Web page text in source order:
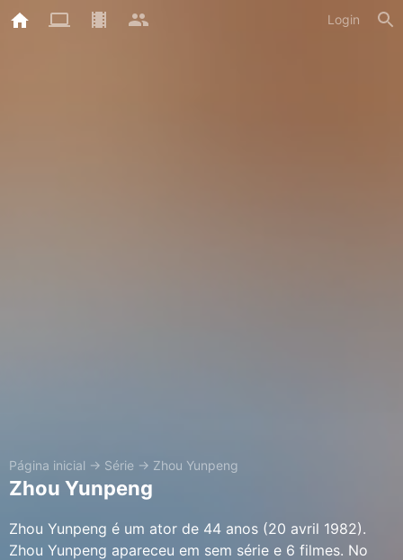
Login
Página inicial → Série → Zhou Yunpeng
Zhou Yunpeng
Zhou Yunpeng é um ator de 44 anos (20 avril 1982).
Zhou Yunpeng apareceu em sem série e 6 filmes. No